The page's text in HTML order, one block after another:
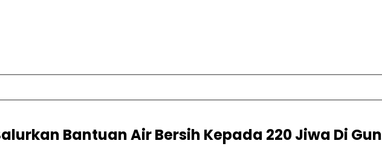
Bantuan Air Bersih Kepada 220 Jiwa Di